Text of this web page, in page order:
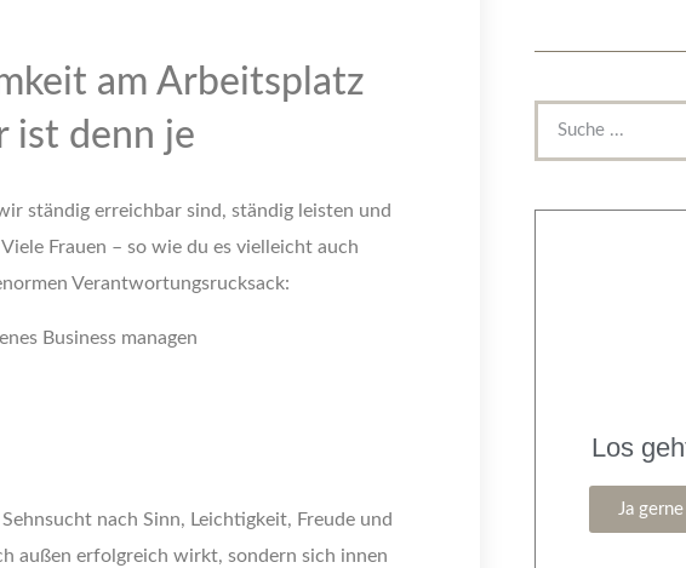
am Arbeitsplatz
ist denn je
ständig erreichbar sind, ständig leisten und
Frauen – so wie du es vielleicht auch
Verantwortungsrucksack:
Business managen
nach Sinn, Leichtigkeit, Freude und
außen erfolgreich wirkt, sondern sich innen
Los
Ja gerne